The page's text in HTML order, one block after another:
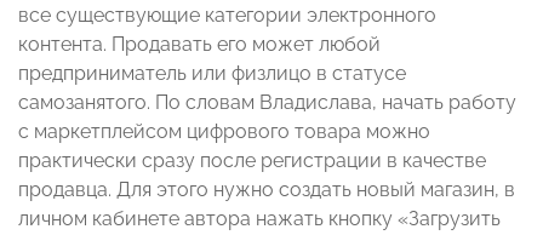
все существующие категории электронного
контента. Продавать его может любой
предприниматель или физлицо в статусе
самозанятого. По словам Владислава, начать работу
с маркетплейсом цифрового товара можно
практически сразу после регистрации в качестве
продавца. Для этого нужно создать новый магазин, в
личном кабинете автора нажать кнопку «Загрузить